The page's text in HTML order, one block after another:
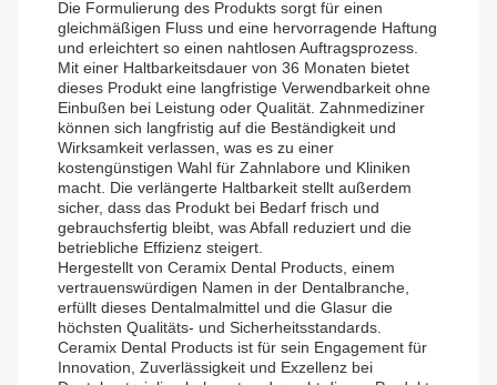
Die Formulierung des Produkts sorgt für einen
gleichmäßigen Fluss und eine hervorragende Haftung
und erleichtert so einen nahtlosen Auftragsprozess.
Mit einer Haltbarkeitsdauer von 36 Monaten bietet
dieses Produkt eine langfristige Verwendbarkeit ohne
Einbußen bei Leistung oder Qualität. Zahnmediziner
können sich langfristig auf die Beständigkeit und
Wirksamkeit verlassen, was es zu einer
kostengünstigen Wahl für Zahnlabore und Kliniken
macht. Die verlängerte Haltbarkeit stellt außerdem
sicher, dass das Produkt bei Bedarf frisch und
gebrauchsfertig bleibt, was Abfall reduziert und die
betriebliche Effizienz steigert.
Hergestellt von Ceramix Dental Products, einem
vertrauenswürdigen Namen in der Dentalbranche,
erfüllt dieses Dentalmalmittel und die Glasur die
höchsten Qualitäts- und Sicherheitsstandards.
Ceramix Dental Products ist für sein Engagement für
Innovation, Zuverlässigkeit und Exzellenz bei